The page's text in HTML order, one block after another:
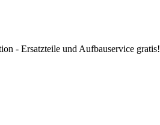
- Ersatzteile und Aufbauservice gratis!